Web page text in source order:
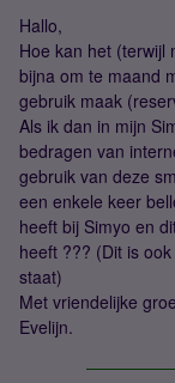
Hallo,
Hoe kan het (terwijl
bijna om te maand
gebruik maak
Als ik dan in mijn
bedragen van
gebruik van deze
een enkele keer
heeft bij Simyo en
heeft ??? (Dit is
staat)
Met vriendelijke
Evelijn.